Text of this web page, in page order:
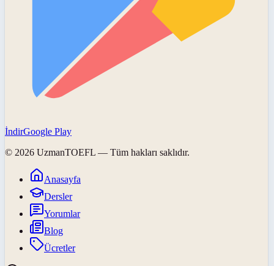
İndirGoogle Play
© 2026 UzmanTOEFL — Tüm hakları saklıdır.
Anasayfa
Dersler
Yorumlar
Blog
Ücretler